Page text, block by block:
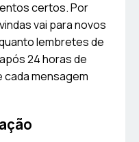
certos. Por
vai para novos
lembretes de
24 horas de
cada mensagem